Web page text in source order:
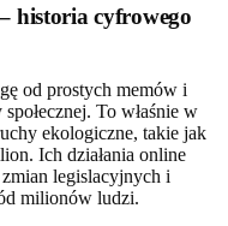
historia cyfrowego
od prostych memów i
To właśnie w
ekologiczne, takie jak
Ich działania online
legislacyjnych i
milionów ludzi.